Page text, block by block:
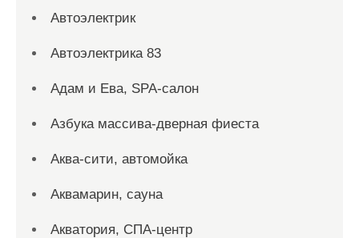
Автоэлектрик
Автоэлектрика 83
Адам и Ева, SPA-салон
Азбука массива-дверная фиеста
Аква-сити, автомойка
Аквамарин, сауна
Акватория, СПА-центр